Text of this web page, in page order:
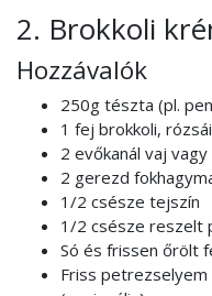
2. Brokkoli
Hozzávalók
250g tészta (pl.
1 fej brokkoli,
2 evőkanál vaj vagy
2 gerezd
1/2 csésze tejszín
1/2 csésze reszelt
Só és frissen őrölt
Friss petrezselyem